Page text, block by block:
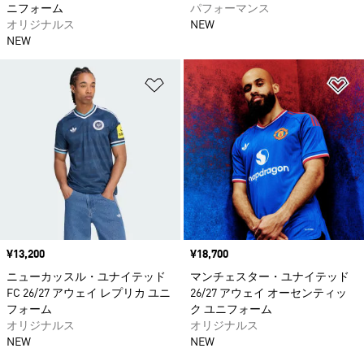
ニフォーム
オリジナルス
NEW
パフォーマンス
NEW
ほしいものリストに追加
価格
¥13,200
ニューカッスル・ユナイテッド
FC 26/27 アウェイ レプリカ ユニ
フォーム
オリジナルス
NEW
価格
¥18,700
マンチェスター・ユナイテッド
26/27 アウェイ オーセンティッ
ク ユニフォーム
オリジナルス
NEW